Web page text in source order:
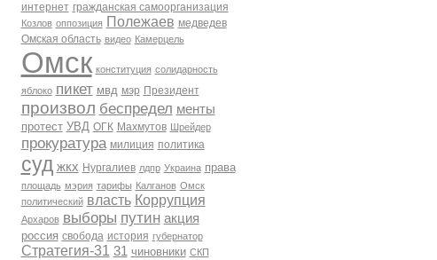
интернет гражданская самоорганизация
Козлов оппозиция Полежаев медведев
Омская область видео Камерцель
Омск конституция солидарность
яблоко пикет мвд мэр Президент
произвол беспредел менты
протест УВД ОГК Махмутов Шрейдер
прокуратура милиция политика
суд жкх Нургалиев лдпр Украина права
площадь мэрия тарифы Калганов Омск
политический власть Коррупция
Архаров выборы путин акция
россия свобода история губернатор
Стратегия-31 31 чиновники СКП